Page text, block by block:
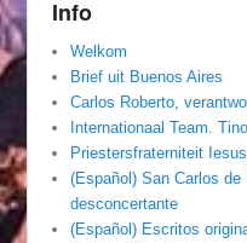
Info
Welkom
Brief uit Buenos Aires
Carlos Roberto,
Internationaal Team.
Priestersfraterniteit
(Español) San Carlos
desconcertante
(Español) Escritos